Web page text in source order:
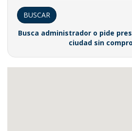
BUSCAR
Busca administrador o pide
ciudad sin